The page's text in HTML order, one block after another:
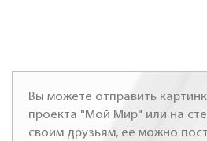
Вы можете отправить
проекта "Мой Мир" или на
своим друзьям, ее можно